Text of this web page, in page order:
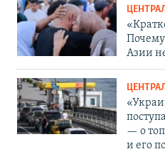
Азии
— о
и его